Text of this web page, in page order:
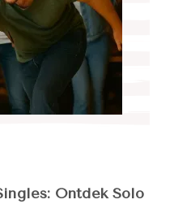
Ontdek Solo